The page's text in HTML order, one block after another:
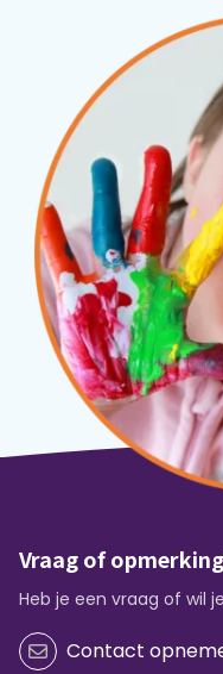
Vraag of
Heb je een vraag of wil
Contact